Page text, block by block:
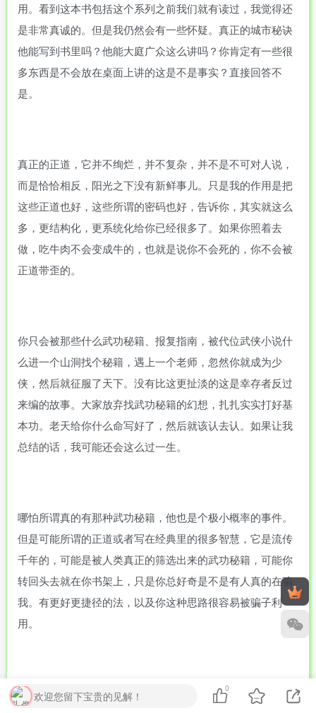
用。看到这本书包括这个系列之前我们就有读过，我觉得还
是非常真诚的。但是我仍然会有一些怀疑。真正的城市秘诀
他能写到书里吗？他能大庭广众这么讲吗？你肯定有一些很
多东西是不会放在桌面上讲的这是不是事实？直接回答不
是。
真正的正道，它并不绚烂，并不复杂，并不是不可对人说，
而是恰恰相反，阳光之下没有新鲜事儿。只是我的作用是把
这些正道也好，这些所谓的密码也好，告诉你，其实就这么
多，更结构化，更系统化给你已经很多了。如果你照着去
做，吃牛肉不会变成牛的，也就是说你不会死的，你不会被
正道带歪的。
你只会被那些什么武功秘籍、报复指南，被代位武侠小说什
么进一个山洞找个秘籍，遇上一个老师，忽然你就成为少
侠，然后就征服了天下。没有比这更扯淡的这是幸存者反过
来编的故事。大家放弃找武功秘籍的幻想，扎扎实实打好基
本功。老天给你什么命写好了，然后就该认去认。如果让我
总结的话，我可能还会这么过一生。
哪怕所谓真的有那种武功秘籍，他也是个极小概率的事件。
但是可能所谓的正道或者写在经典里的很多智慧，它是流传
千年的，可能是被人类真正的筛选出来的武功秘籍，可能你
转回头去就在你书架上，只是你总好奇是不是有人真的在骗
我。有更好更捷径的法，以及你这种思路很容易被骗子利
用。
类似的举例，有没有让你百毒不侵，健康长寿的秘诀？说到
欢迎您留下宝贵的见解！
0